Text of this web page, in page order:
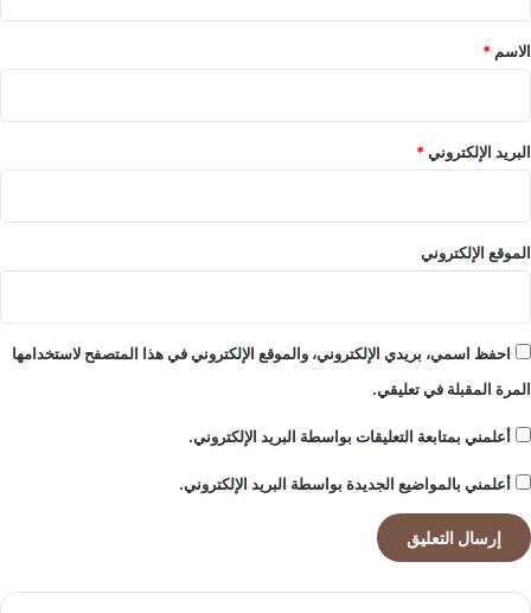
*
الاسم *
البريد الإلكتروني*
الموقع الإلكتروني
احفظ اسمي، بريدي الإلكتروني، والموقع الإلكتروني في هذا المتصفح لاستخدامها
المرة المقبلة في تعليقي.
أعلمني بمتابعة التعليقات بواسطة البريد الإلكتروني.
أعلمني بالمواضيع الجديدة بواسطة البريد الإلكتروني.